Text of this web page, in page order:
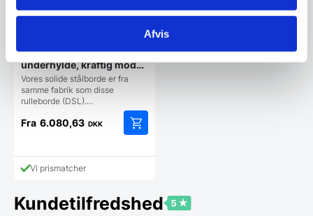
Afvis
Rullebord i stål med
underhylde, kraftig model,
mange størrelser
Vores solide stålborde er fra
samme fabrik som disse
rulleborde (DSL).…
Fra 6.080,63 DKK
vare
Mulighederne
Vi prismatcher
Kundetilfredshed